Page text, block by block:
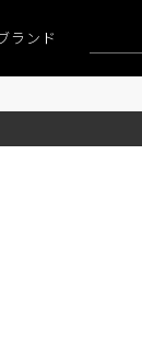
ャンペーン」
ランド